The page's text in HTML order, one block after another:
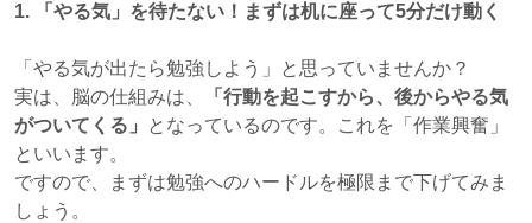
1. 「やる気」を待たない！まずは机に座って5分だけ動く
「やる気が出たら勉強しよう」と思っていませんか？
実は、脳の仕組みは、
「行動を起こすから、後からやる気
がついてくる」
となっているのです。これを「作業興奮」
といいます。
ですので、まずは勉強へのハードルを極限まで下げてみま
しょう。